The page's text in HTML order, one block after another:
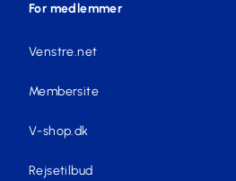
For medlemmer
Venstre.net
Membersite
V-shop.dk
Rejsetilbud